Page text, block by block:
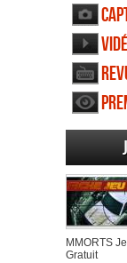
MMORTS
Gratuit